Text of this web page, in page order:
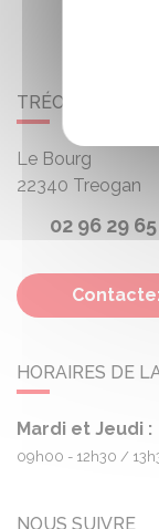
TRÉOGAN
Le Bourg
22340 Treogan
02 96 29
HORAIRES DE
Mardi et Jeudi :
09h00 - 12h30
NOUS SUIVRE